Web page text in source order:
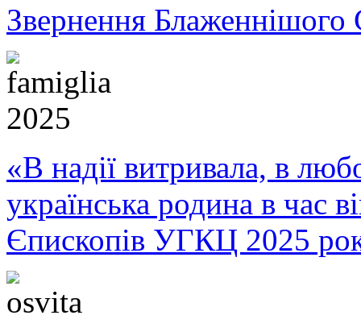
Звернення Блаженнішого
«В надії витривала, в
українська родина в час
Єпископів УГКЦ 2025